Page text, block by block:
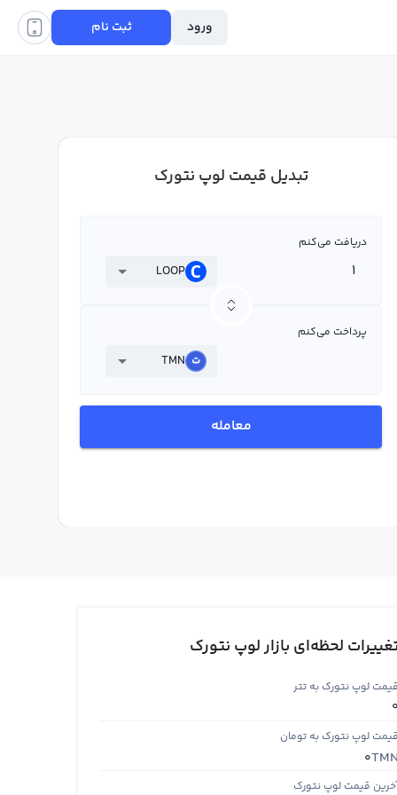
ورود ثبت نام
تبدیل قیمت لوپ نتورک
دریافت می‌کنم
LOOP
پرداخت می‌کنم
TMN
معامله
لحظه‌ای بازار لوپ نتورک
لوپ نتورک به تتر
لوپ نتورک به تومان
0
قیمت لوپ نتورک